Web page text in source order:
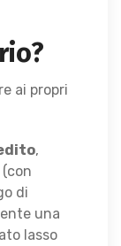
ai propri
,
di
una
lasso